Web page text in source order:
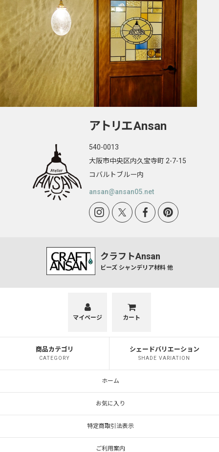
アトリエAnsan
540-0013
大阪市中央区内久宝寺町 2-7-15
コバルトブルー内
ansan@ansan05.net
クラフトAnsan
ビーズ シャンデリア材料 他
商品カテゴリ
CATEGORY
シェードバリエーション
SHADE VARIATION
マイページ カート
ホーム
お気に入り
特定商取引法表示
ご利用案内